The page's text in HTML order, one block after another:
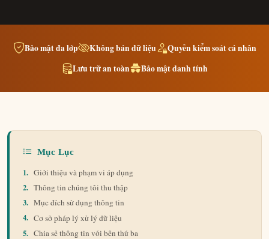
Bảo mật đa lớp Không bán dữ liệu
Quyền kiểm soát cá nhân
Lưu trữ an toàn
Bảo mật danh tính
Mục Lục
1. Giới thiệu và phạm vi áp dụng
2. Thông tin chúng tôi thu thập
3. Mục đích sử dụng thông tin
4. Cơ sở pháp lý xử lý dữ liệu
5. Chia sẻ thông tin với bên thứ ba